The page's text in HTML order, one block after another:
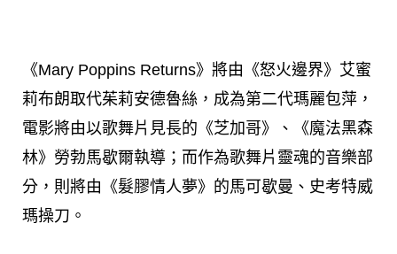
《Mary Poppins Returns》將由《怒火邊界》艾蜜
莉布朗取代茱莉安德魯絲，成為第二代瑪麗包萍，
電影將由以歌舞片見長的《芝加哥》、《魔法黑森
林》勞勃馬歇爾執導；而作為歌舞片靈魂的音樂部
分，則將由《髮膠情人夢》的馬可歇曼、史考特威
瑪操刀。